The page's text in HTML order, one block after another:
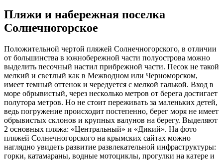
Пляжи и набережная поселка
Солнечногорское
Положительной чертой пляжей Солнечногорского, в отличии
от большинства в южнобережной части полуострова можно
выделить песочный настил прибрежной части. Песок не такой
мелкий и светлый как в Межводном или Черноморском,
имеет темный оттенок и чередуется с мелкой галькой. Вход в
море обрывистый, через несколько метров от берега достигает
полутора метров. Но не стоит переживать за маленьких детей,
ведь погружение происходит постепенно, берег моря не имеет
обрывистых склонов и крупных валунов на берегу. Выделяют
2 основных пляжа: «Центральный» и «Дикий». На фото
пляжей Солнечногорского на крымских сайтах можно
наглядно увидеть развитие развлекательной инфраструктуры:
горки, катамараны, водные мотоциклы, прогулки на катере и